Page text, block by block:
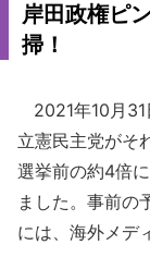
岸田政権ピ
掃！
2021年10月31
立憲民主党がそ
選挙前の約4倍
ました。事前の
には、海外メデ